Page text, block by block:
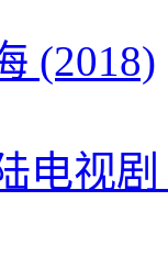
(2018)
电视